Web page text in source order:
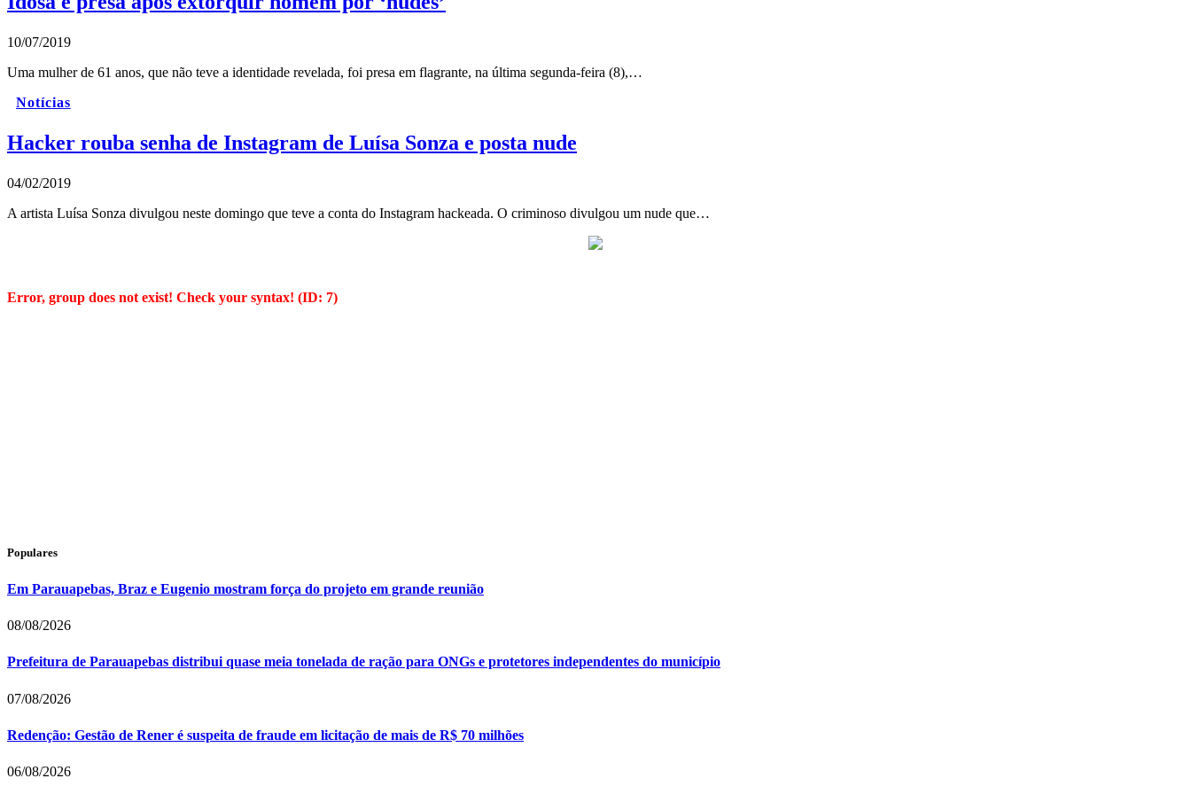
10/07/2019
Uma mulher de 61 anos, que não teve a identidade revelada, foi presa em flagrante, na última segunda-feira (8),…
Notícias
Hacker rouba senha de Instagram de Luísa Sonza e posta nude
04/02/2019
A artista Luísa Sonza divulgou neste domingo que teve a conta do Instagram hackeada. O criminoso divulgou um nude que…
Error, group does not exist! Check your syntax! (ID: 7)
Populares
Em Parauapebas, Braz e Eugenio mostram força do projeto em grande reunião
08/08/2026
Prefeitura de Parauapebas distribui quase meia tonelada de ração para ONGs e protetores independentes do município
07/08/2026
Redenção: Gestão de Rener é suspeita de fraude em licitação de mais de R$ 70 milhões
06/08/2026